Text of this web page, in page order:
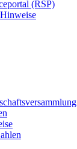
(RSP)